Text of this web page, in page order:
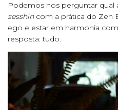
Podemos nos perguntar qual
sesshincom a prática do Zen
ego e estar em harmonia
resposta: tudo.